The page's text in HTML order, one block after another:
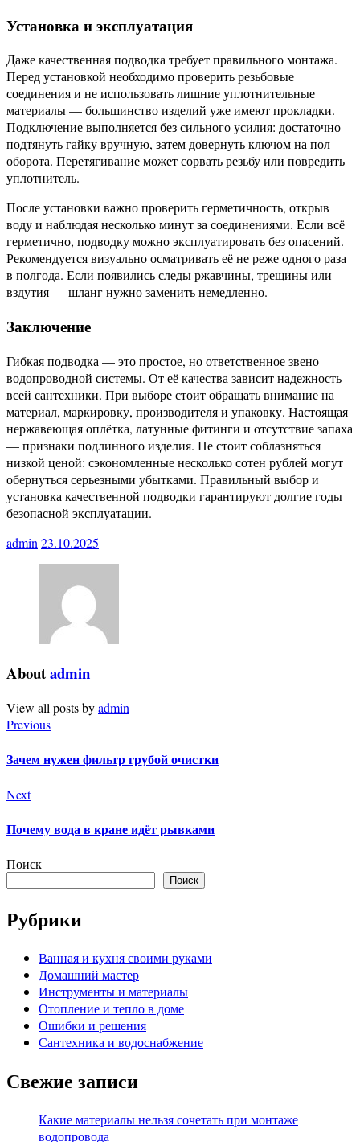
Установка и эксплуатация
Даже качественная подводка требует правильного монтажа.
Перед установкой необходимо проверить резьбовые
соединения и не использовать лишние уплотнительные
материалы — большинство изделий уже имеют прокладки.
Подключение выполняется без сильного усилия: достаточно
подтянуть гайку вручную, затем довернуть ключом на пол-
оборота. Перетягивание может сорвать резьбу или повредить
уплотнитель.
После установки важно проверить герметичность, открыв
воду и наблюдая несколько минут за соединениями. Если всё
герметично, подводку можно эксплуатировать без опасений.
Рекомендуется визуально осматривать её не реже одного раза
в полгода. Если появились следы ржавчины, трещины или
вздутия — шланг нужно заменить немедленно.
Заключение
Гибкая подводка — это простое, но ответственное звено
водопроводной системы. От её качества зависит надежность
всей сантехники. При выборе стоит обращать внимание на
материал, маркировку, производителя и упаковку. Настоящая
нержавеющая оплётка, латунные фитинги и отсутствие запаха
— признаки подлинного изделия. Не стоит соблазняться
низкой ценой: сэкономленные несколько сотен рублей могут
обернуться серьезными убытками. Правильный выбор и
установка качественной подводки гарантируют долгие годы
безопасной эксплуатации.
admin 23.10.2025
Aboutadmin
View all posts byadmin
Previous
Зачем нужен фильтр грубой очистки
Next
Почему вода в кране идёт рывками
Поиск
Поиск
Рубрики
Ванная и кухня своими руками
Домашний мастер
Инструменты и материалы
Отопление и тепло в доме
Ошибки и решения
Сантехника и водоснабжение
Свежие записи
Какие материалы нельзя сочетать при монтаже
водопровода